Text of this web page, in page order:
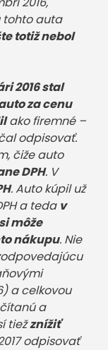
tohto auta
totiž nebol
2016 stal
za cenu
ako firemné –
odpisovať.
čiže auto
DPH. V
. Auto kúpil už
a teda v
môže
nákupu. Nie
a celkovou
a
tiežznížiť
odpisovať